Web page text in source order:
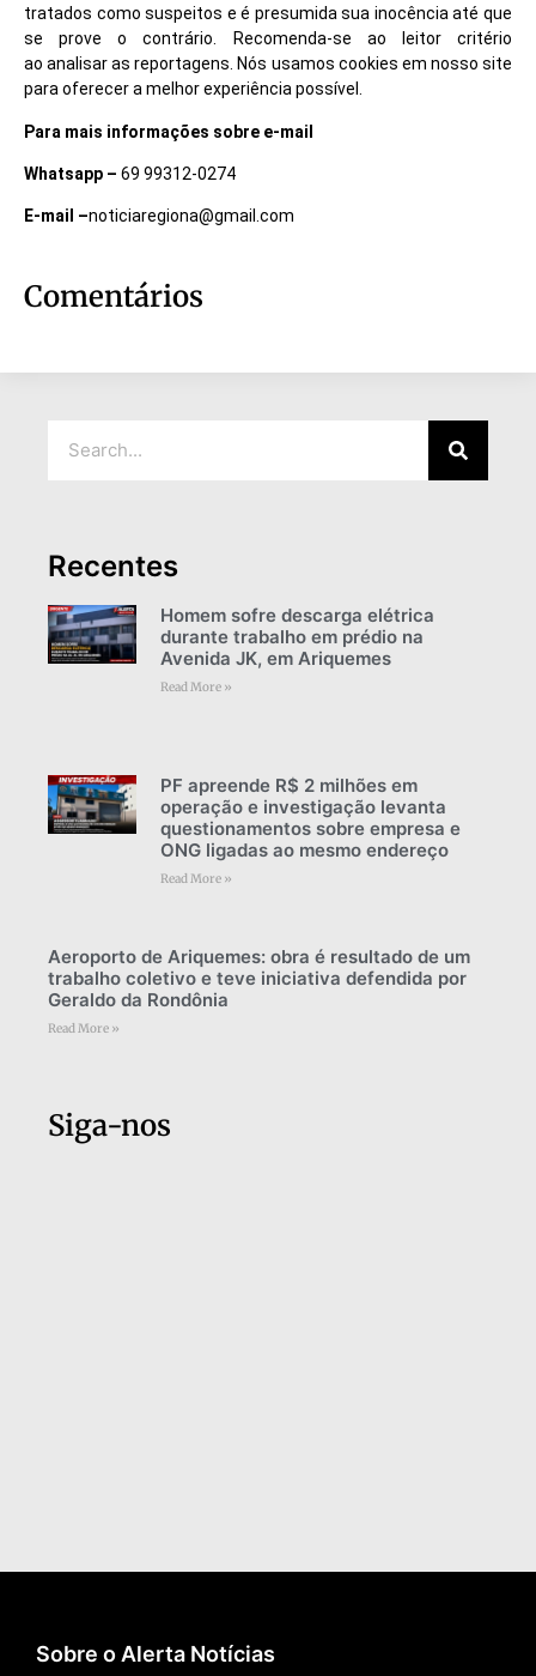
tratados como suspeitos e é presumida sua inocência até que
se prove o contrário. Recomenda-se ao leitor critério
ao analisar as reportagens. Nós usamos cookies em nosso site
para oferecer a melhor experiência possível.
Para mais informações sobre e-mail
Whatsapp – 69 99312-0274
E-mail –noticiaregiona@gmail.com
Comentários
Recentes
Homem sofre descarga elétrica
durante trabalho em prédio na
Avenida JK, em Ariquemes
Read More »
PF apreende R$ 2 milhões em
operação e investigação levanta
questionamentos sobre empresa e
ONG ligadas ao mesmo endereço
Read More »
Aeroporto de Ariquemes: obra é resultado de um
trabalho coletivo e teve iniciativa defendida por
Geraldo da Rondônia
Read More »
Siga-nos
Sobre o Alerta Notícias